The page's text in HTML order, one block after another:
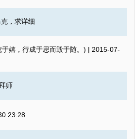
，求详细
嬉，行成于思而毁于随。) | 2015-07-
师
23:28